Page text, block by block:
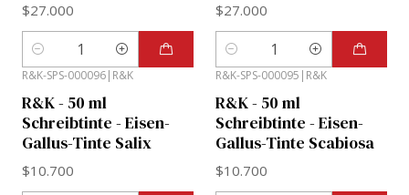
$27.000
Cantidad
$27.000
Cantidad
R&K-SPS-000096 R&K
R&K - 50 ml
Schreibtinte - Eisen-
Gallus-Tinte Salix
$10.700
R&K-SPS-000095 R&K
R&K - 50 ml
Schreibtinte - Eisen-
Gallus-Tinte Scabiosa
$10.700